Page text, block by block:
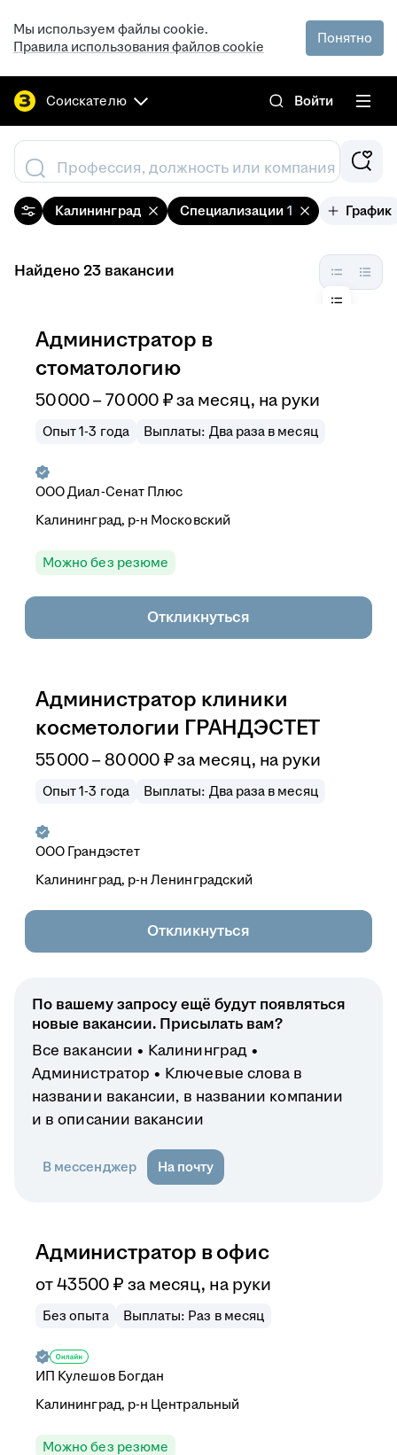
Мы используем файлы cookie.
Правила использования файлов cookie
Понятно
Соискателю Войти
Профессия, должность или компания
Калининград Специализации 1 График
Найдено 23 вакансии
Администратор в
стоматологию
50 000–70 000 ₽ за месяц, на руки
Опыт 1-3 года Выплаты: Два раза в месяц
ОООДиал-Сенат Плюс
Калининград, р-н Московский
Можно без резюме
Откликнуться
Администратор клиники
косметологии ГРАНДЭСТЕТ
55 000–80 000 ₽ за месяц, на руки
Опыт 1-3 года Выплаты: Два раза в месяц
ООО Грандэстет
Калининград, р-н Ленинградский
Откликнуться
По вашему запросу ещё будут появляться
новые вакансии. Присылать вам?
Все вакансии
Калининград
Администратор
Ключевые слова в
названии вакансии, в названии компании
и в описании вакансии
В мессенджер На почту
Администратор в офис
от43 500 ₽ за месяц, на руки
Без опыта Выплаты: Раз в месяц
ИП Кулешов Богдан
Калининград, р-н Центральный
Можно без резюме